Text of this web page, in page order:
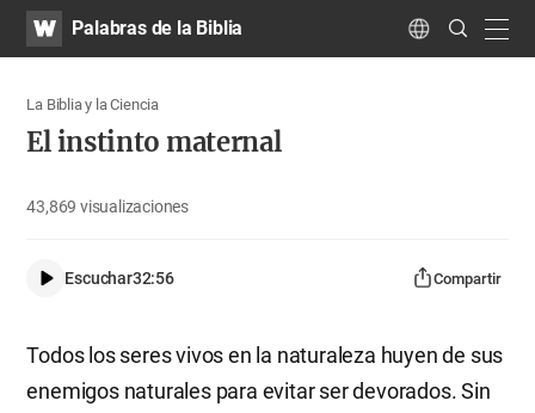
WATVPalabras de la Biblia Language
Search
Submit
La Biblia y la Ciencia
El instinto maternal
43,869visualizaciones
Escuchar32:56 Compartir
Todos los seres vivos en la naturaleza huyen de sus
enemigos naturales para evitar ser devorados. Sin